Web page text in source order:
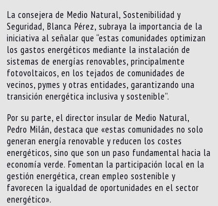
La consejera de Medio Natural, Sostenibilidad y
Seguridad, Blanca Pérez, subraya la importancia de la
iniciativa al señalar que “estas comunidades optimizan
los gastos energéticos mediante la instalación de
sistemas de energías renovables, principalmente
fotovoltaicos, en los tejados de comunidades de
vecinos, pymes y otras entidades, garantizando una
transición energética inclusiva y sostenible”.
Por su parte, el director insular de Medio Natural,
Pedro Milán, destaca que «estas comunidades no solo
generan energía renovable y reducen los costes
energéticos, sino que son un paso fundamental hacia la
economía verde. Fomentan la participación local en la
gestión energética, crean empleo sostenible y
favorecen la igualdad de oportunidades en el sector
energético».